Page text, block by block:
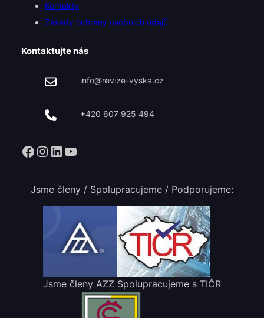
Kontakty
Zásady ochrany osobních údajů
Kontaktujte nás
info@revize-vyska.cz
+420 607 925 494
Facebook Instagram LinkedIn YouTube
Jsme členy / Spolupracujeme / Podporujeme:
Jsme členy AZZ Spolupracujeme s TIČR